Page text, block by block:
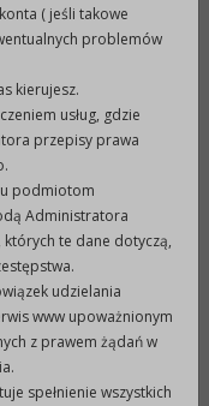
terminie od
.
na rzecz
oferenta powinna
z zakresu
( jeśli takowe
problemów
kierujesz.
usług, gdzie
przepisy prawa
podmiotom
Administratora
te dane dotyczą,
udzielania
www upoważnionym
z prawem żądań w
spełnienie wszystkich